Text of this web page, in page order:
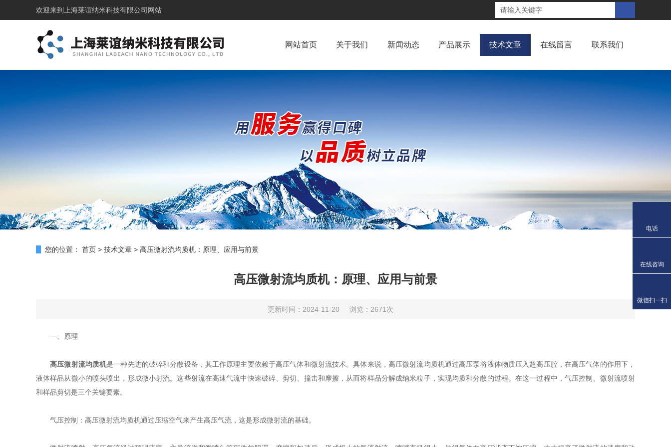
欢迎来到 上海莱谊纳米科技有限公司网站
网站首页 关于我们 新闻动态 产品展示 技术文章 在线留言 联系我们
您的位置： 首页 > 技术文章 > 高压微射流均质机：原理、应用与前景
高压微射流均质机：原理、应用与前景
更新时间：2024-11-20 浏览：2671次
一、原理
高压微射流均质机是一种先进的破碎和分散设备，其工作原理主要依赖于高压气体和微射流技术。具体来说，高压微射流均质机通过高压泵将液体物质压入超高压腔，在高压气体的作用下，
液体样品从微小的喷头喷出，形成微小射流。这些射流在高速气流中快速破碎、剪切、撞击和摩擦，从而将样品分解成纳米粒子，实现均质和分散的过程。在这一过程中，气压控制、微射流喷射
和样品剪切是三个关键要素。
气压控制：高压微射流均质机通过压缩空气来产生高压气流，这是形成微射流的基础。
电话
在线咨询
微信扫一扫